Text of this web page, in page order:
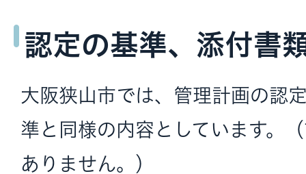
認定の基準、添付書
大阪狭山市では、管理計画の認
準と同様の内容としています。
ありません。）